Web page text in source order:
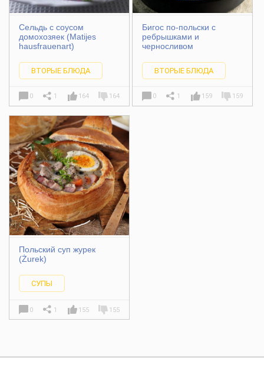
Сельдь с соусом
домохозяек (Matijes
hausfrauenart)
ВТОРЫЕ БЛЮДА
0 1 164 164
Бигос по-польски с
ребрышками и
черносливом
ВТОРЫЕ БЛЮДА
0 1 159 159
Польский суп журек
(Żurek)
СУПЫ
0 1 155 155